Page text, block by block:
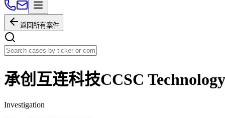
返回所有案件
承创互连科技CCSC
Investigation